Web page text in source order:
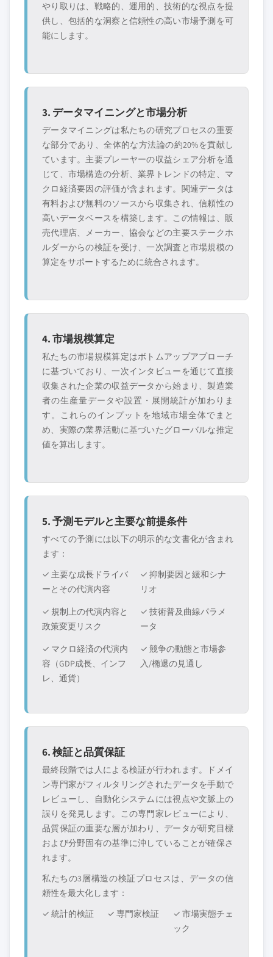
やり取りは、戦略的、運用的、技術的な視点を提
供し、包括的な洞察と信頼性の高い市場予測を可
能にします。
3. データマイニングと市場分析
データマイニングは私たちの研究プロセスの重要
な部分であり、全体的な方法論の約20%を貢献し
ています。主要プレーヤーの収益シェア分析を通
じて、市場構造の分析、業界トレンドの特定、マ
クロ経済要因の評価が含まれます。関連データは
有料および無料のソースから収集され、信頼性の
高いデータベースを構築します。この情報は、販
売代理店、メーカー、協会などの主要ステークホ
ルダーからの検証を受け、一次調査と市場規模の
算定をサポートするために統合されます。
4. 市場規模算定
私たちの市場規模算定はボトムアップアプローチ
に基づいており、一次インタビューを通じて直接
収集された企業の収益データから始まり、製造業
者の生産量データや設置・展開統計が加わりま
す。これらのインプットを地域市場全体でまと
め、実際の業界活動に基づいたグローバルな推定
値を算出します。
5. 予測モデルと主要な前提条件
すべての予測には以下の明示的な文書化が含まれ
ます：
✓ 主要な成長ドライバ
ーとその代演内容
✓ 抑制要因と緩和シナ
リオ
✓ 規制上の代演内容と
政策変更リスク
✓ 技術普及曲線パラメ
ータ
✓ マクロ経済の代演内
容（GDP成長、インフ
レ、通貨）
✓ 競争の動態と市場参
入/椭退の見通し
6. 検証と品質保証
最終段階では人による検証が行われます。ドメイ
ン専門家がフィルタリングされたデータを手動で
レビューし、自動化システムには視点や文脈上の
誤りを発見します。この専門家レビューにより、
品質保証の重要な層が加わり、データが研究目標
および分野固有の基準に沖していることが確保さ
れます。
私たちの3層構造の検証プロセスは、データの信
頼性を最大化します：
✓ 統計的検証
✓ 専門家検証
✓ 市場実態チェ
ック